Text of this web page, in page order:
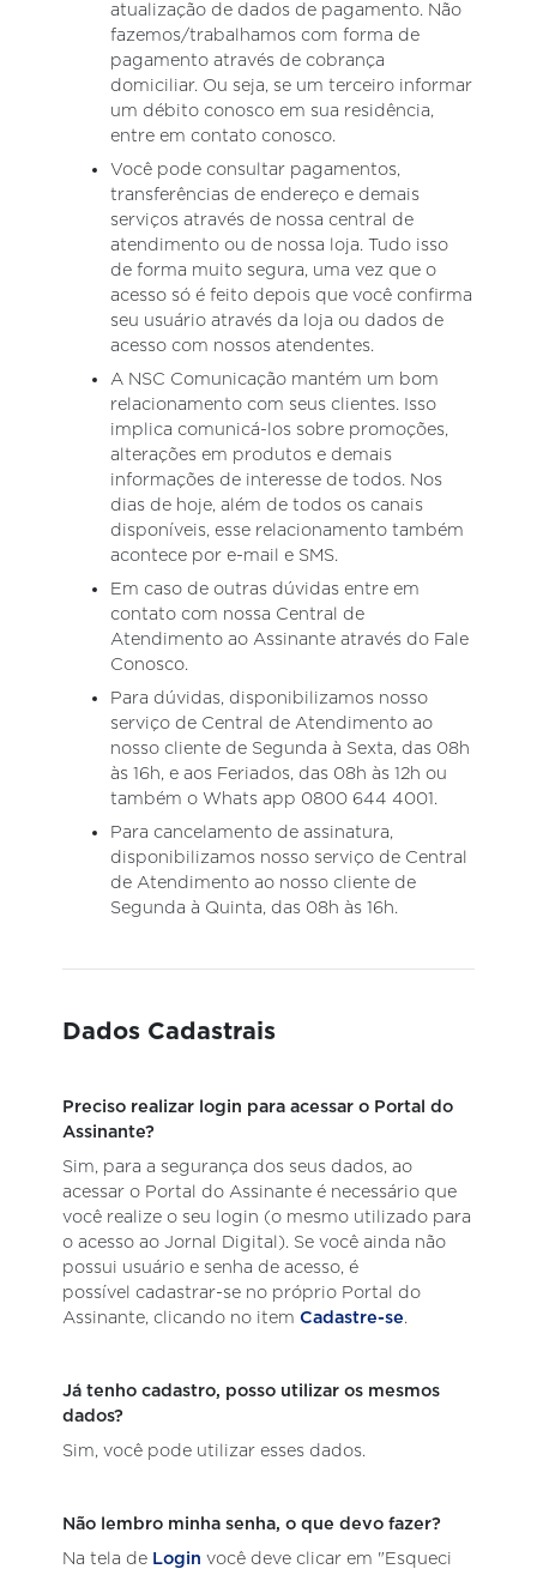
atualização de dados de pagamento. Não
fazemos/trabalhamos com forma de
pagamento através de cobrança
domiciliar. Ou seja, se um terceiro informar
um débito conosco em sua residência,
entre em contato conosco.
Você pode consultar pagamentos,
transferências de endereço e demais
serviços através de nossa central de
atendimento ou de nossa loja. Tudo isso
de forma muito segura, uma vez que o
acesso só é feito depois que você confirma
seu usuário através da loja ou dados de
acesso com nossos atendentes.
A NSC Comunicação mantém um bom
relacionamento com seus clientes. Isso
implica comunicá-los sobre promoções,
alterações em produtos e demais
informações de interesse de todos. Nos
dias de hoje, além de todos os canais
disponíveis, esse relacionamento também
acontece por e-mail e SMS.
Em caso de outras dúvidas entre em
contato com nossa Central de
Atendimento ao Assinante através do Fale
Conosco.
Para dúvidas, disponibilizamos nosso
serviço de Central de Atendimento ao
nosso cliente de Segunda à Sexta, das 08h
às 16h, e aos Feriados, das 08h às 12h ou
também o Whats app 0800 644 4001.
Para cancelamento de assinatura,
disponibilizamos nosso serviço de Central
de Atendimento ao nosso cliente de
Segunda à Quinta, das 08h às 16h.
Dados Cadastrais
Preciso realizar login para acessar o Portal do
Assinante?
Sim, para a segurança dos seus dados, ao
acessar o Portal do Assinante é necessário que
você realize o seu login (o mesmo utilizado para
o acesso ao Jornal Digital). Se você ainda não
possui usuário e senha de acesso, é
possível cadastrar-se no próprio Portal do
Assinante, clicando no item Cadastre-se.
Já tenho cadastro, posso utilizar os mesmos
dados?
Sim, você pode utilizar esses dados.
Não lembro minha senha, o que devo fazer?
Na tela de Login você deve clicar em "Esqueci